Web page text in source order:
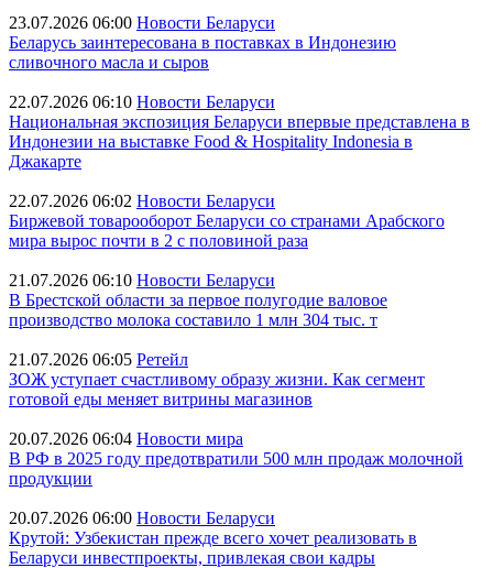
23.07.2026 06:00 Новости Беларуси
Беларусь заинтересована в поставках в Индонезию
сливочного масла и сыров
22.07.2026 06:10 Новости Беларуси
Национальная экспозиция Беларуси впервые представлена в
Индонезии на выставке Food & Hospitality Indonesia в
Джакарте
22.07.2026 06:02 Новости Беларуси
Биржевой товарооборот Беларуси со странами Арабского
мира вырос почти в 2 с половиной раза
21.07.2026 06:10 Новости Беларуси
В Брестской области за первое полугодие валовое
производство молока составило 1 млн 304 тыс. т
21.07.2026 06:05 Ретейл
ЗОЖ уступает счастливому образу жизни. Как сегмент
готовой еды меняет витрины магазинов
20.07.2026 06:04 Новости мира
В РФ в 2025 году предотвратили 500 млн продаж молочной
продукции
20.07.2026 06:00 Новости Беларуси
Крутой: Узбекистан прежде всего хочет реализовать в
Беларуси инвестпроекты, привлекая свои кадры